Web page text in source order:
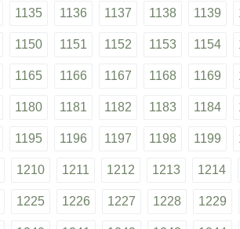
1135 1136 1137 1138 1139
1150 1151 1152 1153 1154
1165 1166 1167 1168 1169
1180 1181 1182 1183 1184
1195 1196 1197 1198 1199
1210 1211 1212 1213 1214
1225 1226 1227 1228 1229